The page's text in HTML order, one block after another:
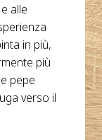
alle
in più,
più
pepe
verso il